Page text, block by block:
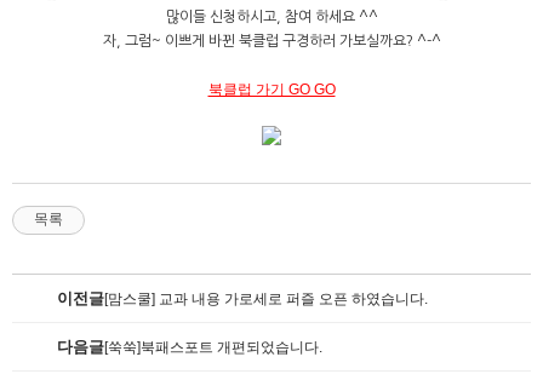
많이들 신청하시고, 참여 하세요 ^^
자, 그럼~ 이쁘게 바뀐 북클럽 구경하러 가보실까요? ^-^
북클럽 가기 GO GO
목록
이전글[맘스쿨] 교과 내용 가로세로 퍼즐 오픈 하였습니다.
다음글[쑥쑥]북패스포트 개편되었습니다.